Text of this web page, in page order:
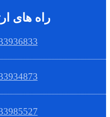
راه های